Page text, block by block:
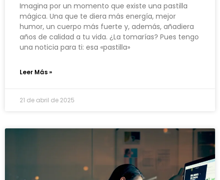
Imagina por un momento que existe una pastilla
mágica. Una que te diera más energía, mejor
humor, un cuerpo más fuerte y, además, añadiera
años de calidad a tu vida. ¿La tomarías? Pues tengo
una noticia para ti: esa «pastilla»
Leer Más »
21 de abril de 2025